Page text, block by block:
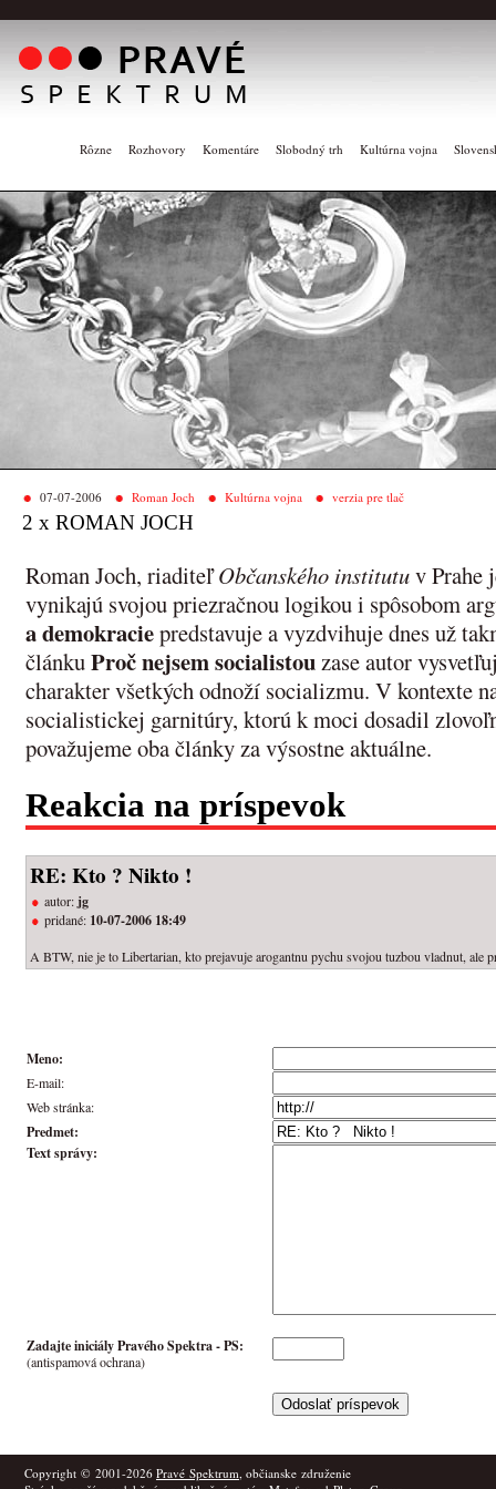
Rôzne Rozhovory Komentáre Slobodný trh Kultúrna vojna
07-07-2006 Roman Joch Kultúrna vojna verzia pre tlač
2 x ROMAN JOCH
Roman Joch, riaditeľObčanského institutuv Prahe
vynikajú svojou priezračnou logikou i spôsobom
a demokraciepredstavuje a vyzdvihuje dnes už
článkuProč nejsem socialistouzase autor
charakter všetkých odnoží socializmu. V kontexte
socialistickej garnitúry, ktorú k moci dosadil
považujeme oba články za výsostne aktuálne.
Reakcia na príspevok
RE: Kto ? Nikto !
autor: jg
pridané: 10-07-2006 18:49
A BTW, nie je to Libertarian, kto prejavuje arogantnu pychu svojou tuzbou vladnut, ale
Meno:
E-mail:
Web stránka:
Predmet:
Text správy:
Zadajte iniciály Pravého Spektra -PS:
(antispamová ochrana)
Copyright © 2001-2026 Pravé Spektrum, občianske združenie